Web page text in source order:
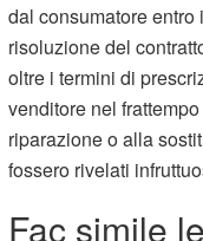
dal consumatore
risoluzione del
oltre i termini di
venditore nel
riparazione o alla
fossero rivelati
Fac simile